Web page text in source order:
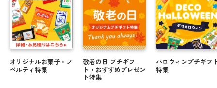
オリジナルお菓子・ノ
ベルティ特集
敬老の日 プチギフ
ト・おすすめプレゼン
ト特集
ハロウィンプチギフ
特集